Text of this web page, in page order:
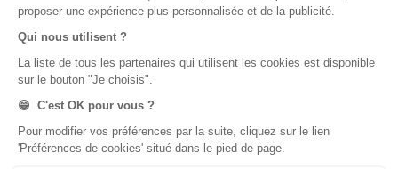
Diplômes
Formations
Métiers
Écoles
Application Android Pitangoo
Notre chaîne Youtube
Chaîne Youtube Orientation